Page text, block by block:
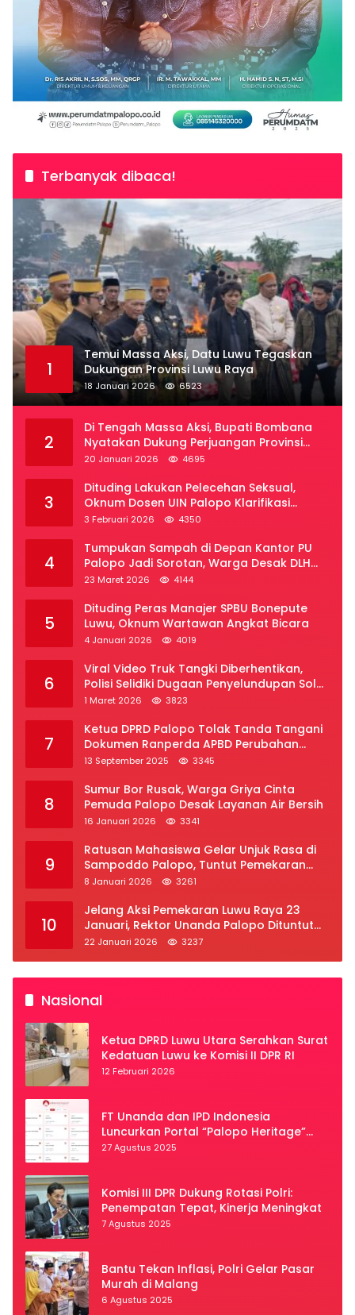
Terbanyak dibaca!
1
Temui Massa Aksi, Datu Luwu Tegaskan
Dukungan Provinsi Luwu Raya
18 Januari 2026 6523
2
Di Tengah Massa Aksi, Bupati Bombana
Nyatakan Dukung Perjuangan Provinsi
Luwu Raya
20 Januari 2026 4695
3
Dituding Lakukan Pelecehan Seksual,
Oknum Dosen UIN Palopo Klarifikasi
Kronologi
3 Februari 2026 4350
4
Tumpukan Sampah di Depan Kantor PU
Palopo Jadi Sorotan, Warga Desak DLH
Segera Bertindak
23 Maret 2026 4144
5
Dituding Peras Manajer SPBU Bonepute
Luwu, Oknum Wartawan Angkat Bicara
4 Januari 2026 4019
6
Viral Video Truk Tangki Diberhentikan,
Polisi Selidiki Dugaan Penyelundupan Solar
Subsidi di Palopo
1 Maret 2026 3823
7
Ketua DPRD Palopo Tolak Tanda Tangani
Dokumen Ranperda APBD Perubahan
2025
13 September 2025 3345
8
Sumur Bor Rusak, Warga Griya Cinta
Pemuda Palopo Desak Layanan Air Bersih
16 Januari 2026 3341
9
Ratusan Mahasiswa Gelar Unjuk Rasa di
Sampoddo Palopo, Tuntut Pemekaran
Provinsi Luwu Raya
8 Januari 2026 3261
10
Jelang Aksi Pemekaran Luwu Raya 23
Januari, Rektor Unanda Palopo Dituntut
Liburkan Mahasiswa
22 Januari 2026 3237
Nasional
Ketua DPRD Luwu Utara Serahkan Surat
Kedatuan Luwu ke Komisi II DPR RI
12 Februari 2026
FT Unanda dan IPD Indonesia
Luncurkan Portal “Palopo Heritage”
Secara Virtual
27 Agustus 2025
Komisi III DPR Dukung Rotasi Polri:
Penempatan Tepat, Kinerja Meningkat
7 Agustus 2025
Bantu Tekan Inflasi, Polri Gelar Pasar
Murah di Malang
6 Agustus 2025